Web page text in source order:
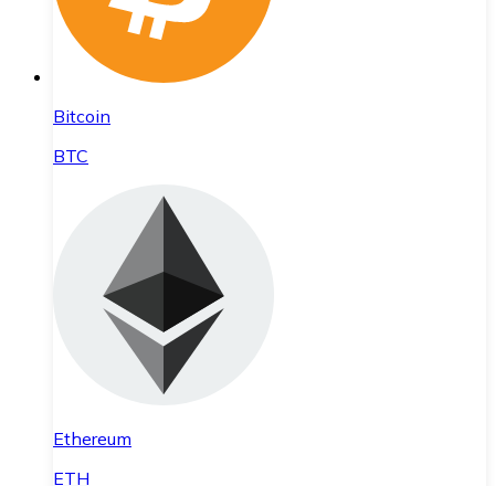
Bitcoin
BTC
Ethereum
ETH